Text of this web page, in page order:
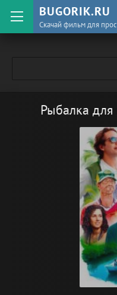
BUGORIK.RU
Скачай фильм для
Рыбалка